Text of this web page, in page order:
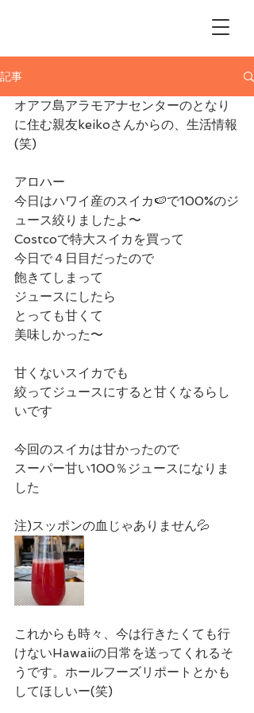
記事
オアフ島アラモアナセンターのとなり
に住む親友keikoさんからの、生活情報
(笑)
アロハー
今日はハワイ産のスイカ🍉で100%のジ
ュース絞りましたよ〜
Costcoで特大スイカを買って
今日で４日目だったので
飽きてしまって
ジュースにしたら
とっても甘くて
美味しかった〜
甘くないスイカでも
絞ってジュースにすると甘くなるらし
いです
今回のスイカは甘かったので
スーパー甘い100％ジュースになりま
した
注)スッポンの血じゃありません💦
これからも時々、今は行きたくても行
けないHawaiiの日常を送ってくれるそ
うです。ホールフーズリポートとかも
してほしいー(笑)